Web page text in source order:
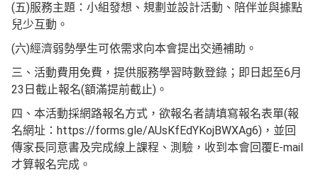
(五)服務主題：小組發想、規劃並設計活動、陪伴並與據點
兒少互動。
(六)經濟弱勢學生可依需求向本會提出交通補助。
三、活動費用免費，提供服務學習時數登錄；即日起至6月
23日截止報名(額滿提前截止)。
四、本活動採網路報名方式，欲報名者請填寫報名表單(報
名網址：https://forms.gle/AUsKfEdYKojBWXAg6)，並回
傳家長同意書及完成線上課程、測驗，收到本會回覆E-mail
才算報名完成。